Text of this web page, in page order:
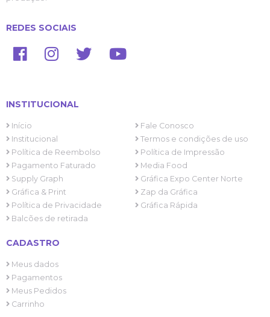
REDES SOCIAIS
INSTITUCIONAL
Início
Fale Conosco
Institucional
Termos e condições de uso
Política de Reembolso
Política de Impressão
Pagamento Faturado
Media Food
Supply Graph
Gráfica Expo Center Norte
Gráfica & Print
Zap da Gráfica
Política de Privacidade
Gráfica Rápida
Balcões de retirada
CADASTRO
Meus dados
Pagamentos
Meus Pedidos
Carrinho